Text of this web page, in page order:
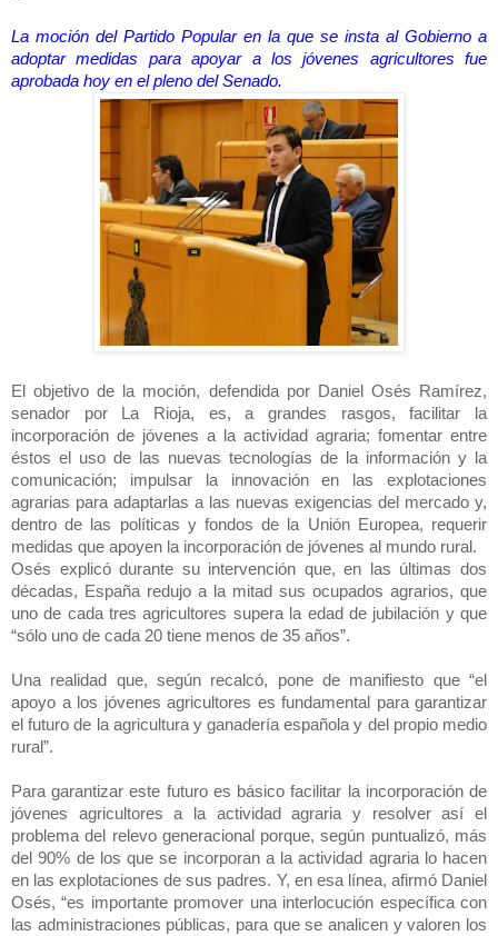
La moción del Partido Popular en la que se insta al Gobierno a
adoptar medidas para apoyar a los jóvenes agricultores fue
aprobada hoy en el pleno del Senado.
El objetivo de la moción, defendida por Daniel Osés Ramírez,
senador por La Rioja, es, a grandes rasgos, facilitar la
incorporación de jóvenes a la actividad agraria; fomentar entre
éstos el uso de las nuevas tecnologías de la información y la
comunicación; impulsar la innovación en las explotaciones
agrarias para adaptarlas a las nuevas exigencias del mercado y,
dentro de las políticas y fondos de la Unión Europea, requerir
medidas que apoyen la incorporación de jóvenes al mundo rural.
Osés explicó durante su intervención que, en las últimas dos
décadas, España redujo a la mitad sus ocupados agrarios, que
uno de cada tres agricultores supera la edad de jubilación y que
“sólo uno de cada 20 tiene menos de 35 años”.
Una realidad que, según recalcó, pone de manifiesto que “el
apoyo a los jóvenes agricultores es fundamental para garantizar
el futuro de la agricultura y ganadería española y del propio medio
rural”.
Para garantizar este futuro es básico facilitar la incorporación de
jóvenes agricultores a la actividad agraria y resolver así el
problema del relevo generacional porque, según puntualizó, más
del 90% de los que se incorporan a la actividad agraria lo hacen
en las explotaciones de sus padres. Y, en esa línea, afirmó Daniel
Osés, “es importante promover una interlocución específica con
las administraciones públicas, para que se analicen y valoren los